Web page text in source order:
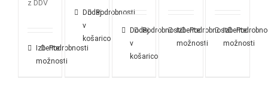
z DDV
Izberite
možnosti
Podrobnosti
Dodaj
v
košarico
Podrobnosti
Dodaj
v
košarico
PodrobnostiIzberite
možnosti
PodrobnostiIzberite
možnosti